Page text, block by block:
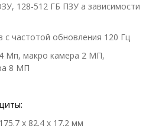
128-512 ГБ ПЗУ а зависимости
частотой обновления 120 Гц
Мп, макро камера 2 МП,
8 МП
х 82.4 х 17.2 мм